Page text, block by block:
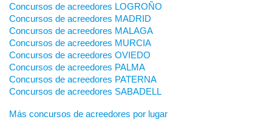
Concursos de acreedores LOGROÑO
Concursos de acreedores MADRID
Concursos de acreedores MALAGA
Concursos de acreedores MURCIA
Concursos de acreedores OVIEDO
Concursos de acreedores PALMA
Concursos de acreedores PATERNA
Concursos de acreedores SABADELL
Más concursos de acreedores por lugar